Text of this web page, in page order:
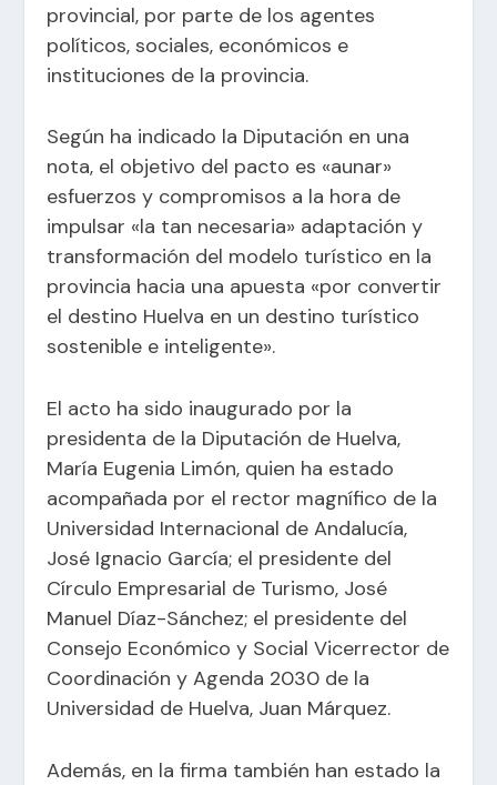
provincial, por parte de los agentes
políticos, sociales, económicos e
instituciones de la provincia.
Según ha indicado la Diputación en una
nota, el objetivo del pacto es «aunar»
esfuerzos y compromisos a la hora de
impulsar «la tan necesaria» adaptación y
transformación del modelo turístico en la
provincia hacia una apuesta «por convertir
el destino Huelva en un destino turístico
sostenible e inteligente».
El acto ha sido inaugurado por la
presidenta de la Diputación de Huelva,
María Eugenia Limón, quien ha estado
acompañada por el rector magnífico de la
Universidad Internacional de Andalucía,
José Ignacio García; el presidente del
Círculo Empresarial de Turismo, José
Manuel Díaz-Sánchez; el presidente del
Consejo Económico y Social Vicerrector de
Coordinación y Agenda 2030 de la
Universidad de Huelva, Juan Márquez.
Además, en la firma también han estado la